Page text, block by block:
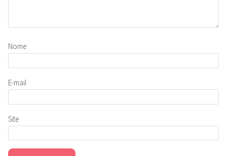
Nome
E-mail
Site